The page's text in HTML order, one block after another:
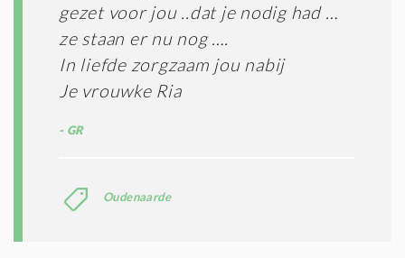
gezet voor jou ..dat je nodig had …
ze staan er nu nog ….
In liefde zorgzaam jou nabij
Je vrouwke Ria
GR
Oudenaarde